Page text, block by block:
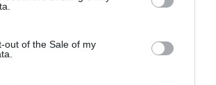
out of the Sale of my